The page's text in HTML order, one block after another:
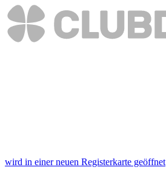
wird in einer neuen Registerkarte geöffnet